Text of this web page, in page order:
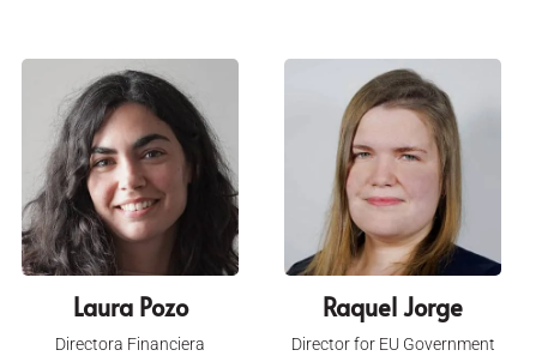
Laura Pozo
Directora Financiera
Raquel Jorge
Director for EU Government